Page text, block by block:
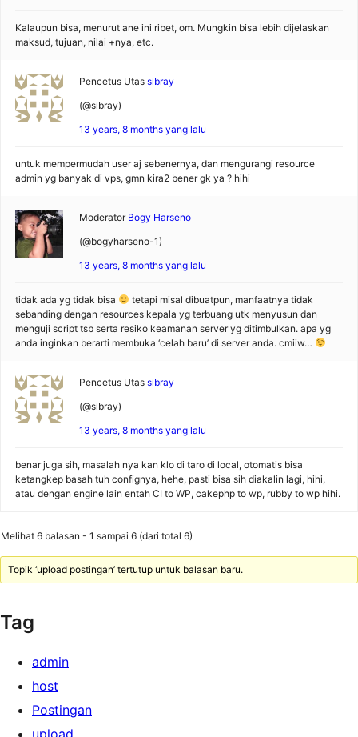
Kalaupun bisa, menurut ane ini ribet, om. Mungkin bisa lebih dijelaskan
maksud, tujuan, nilai +nya, etc.
Pencetus Utas sibray
(@sibray)
13 years, 8 months yang lalu
untuk mempermudah user aj sebenernya, dan mengurangi resource
admin yg banyak di vps, gmn kira2 bener gk ya ? hihi
Moderator Bogy Harseno
(@bogyharseno-1)
13 years, 8 months yang lalu
tidak ada yg tidak bisa
tetapi misal dibuatpun, manfaatnya tidak
sebanding dengan resources kepala yg terbuang utk menyusun dan
menguji script tsb serta resiko keamanan server yg ditimbulkan. apa yg
anda inginkan berarti membuka ‘celah baru’ di server anda. cmiiw…
Pencetus Utas sibray
(@sibray)
13 years, 8 months yang lalu
benar juga sih, masalah nya kan klo di taro di local, otomatis bisa
ketangkep basah tuh confignya, hehe, pasti bisa sih diakalin lagi, hihi,
atau dengan engine lain entah CI to WP, cakephp to wp, rubby to wp hihi.
Melihat 6 balasan - 1 sampai 6 (dari total 6)
Topik ‘upload postingan’ tertutup untuk balasan baru.
Tag
admin
host
Postingan
upload